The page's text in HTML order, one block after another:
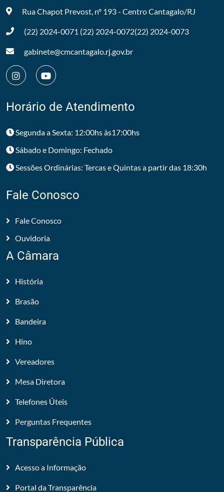
Rua Chapot Prevost, nº 193 - CentroCantagalo/RJ
(22) 2024-0071 (22) 2024-0072(22) 2024-0073
gabinete@cmcantagalo.rj.gov.br
Horário de Atendimento
Segunda a Sexta: 12:00hs às17:00hs
Sábado e Domingo: Fechado
Sessões Ordinárias: Tercas e Quintas a partir das 18:30h
Fale Conosco
Fale Conosco
Ouvidoria
A Câmara
História
Brasão
Bandeira
Hino
Vereadores
Mesa Diretora
Telefones Úteis
Perguntas Frequentes
Transparência Pública
Acesso a Informação
Portal da Transparência